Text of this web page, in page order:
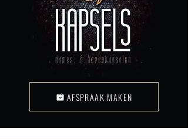
AFSPRAAK MAKEN